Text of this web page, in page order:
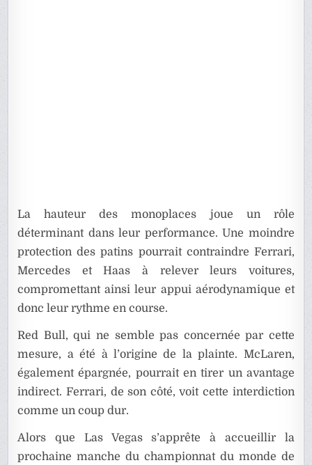
La hauteur des monoplaces joue un rôle
déterminant dans leur performance. Une moindre
protection des patins pourrait contraindre Ferrari,
Mercedes et Haas à relever leurs voitures,
compromettant ainsi leur appui aérodynamique et
donc leur rythme en course.
Red Bull, qui ne semble pas concernée par cette
mesure, a été à l’origine de la plainte. McLaren,
également épargnée, pourrait en tirer un avantage
indirect. Ferrari, de son côté, voit cette interdiction
comme un coup dur.
Alors que Las Vegas s’apprête à accueillir la
prochaine manche du championnat du monde de